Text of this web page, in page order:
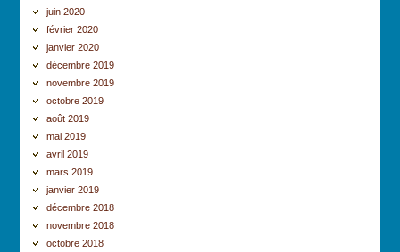
juin 2020
février 2020
janvier 2020
décembre 2019
novembre 2019
octobre 2019
août 2019
mai 2019
avril 2019
mars 2019
janvier 2019
décembre 2018
novembre 2018
octobre 2018